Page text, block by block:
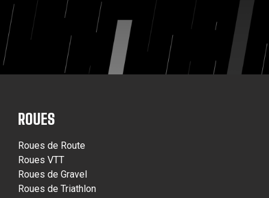
ROUES
Roues de Route
Roues VTT
Roues de Gravel
Roues de Triathlon